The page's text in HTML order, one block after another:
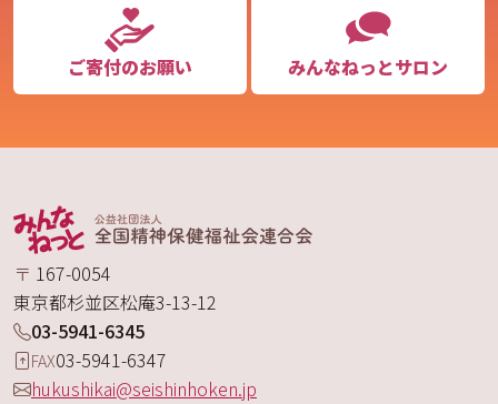
ご寄付のお願い みんなねっとサロン
〒 167-0054
東京都杉並区松庵3-13-12
03-5941-6345
FAX03-5941-6347
hukushikai@seishinhoken.jp